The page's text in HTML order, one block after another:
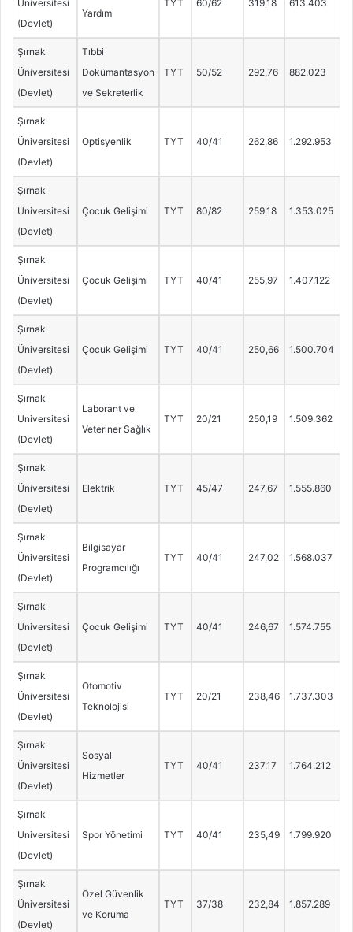
Üniversitesi
(Devlet)
Yardım
TYT 60/62 319,18 613.403
Şırnak
Üniversitesi
(Devlet)
Tıbbi
Dokümantasyon
ve Sekreterlik
TYT 50/52 292,76 882.023
Şırnak
Üniversitesi
(Devlet)
Optisyenlik TYT 40/41 262,86 1.292.953
Şırnak
Üniversitesi
(Devlet)
Çocuk Gelişimi TYT 80/82 259,18 1.353.025
Şırnak
Üniversitesi
(Devlet)
Çocuk Gelişimi TYT 40/41 255,97 1.407.122
Şırnak
Üniversitesi
(Devlet)
Çocuk Gelişimi TYT 40/41 250,66 1.500.704
Şırnak
Üniversitesi
(Devlet)
Laborant ve
Veteriner Sağlık
TYT 20/21 250,19 1.509.362
Şırnak
Üniversitesi
(Devlet)
Elektrik TYT 45/47 247,67 1.555.860
Şırnak
Üniversitesi
(Devlet)
Bilgisayar
Programcılığı
TYT 40/41 247,02 1.568.037
Şırnak
Üniversitesi
(Devlet)
Çocuk Gelişimi TYT 40/41 246,67 1.574.755
Şırnak
Üniversitesi
(Devlet)
Otomotiv
Teknolojisi
TYT 20/21 238,46 1.737.303
Şırnak
Üniversitesi
(Devlet)
Sosyal
Hizmetler
TYT 40/41 237,17 1.764.212
Şırnak
Üniversitesi
(Devlet)
Spor Yönetimi TYT 40/41 235,49 1.799.920
Şırnak
Üniversitesi
(Devlet)
Özel Güvenlik
ve Koruma
TYT 37/38 232,84 1.857.289